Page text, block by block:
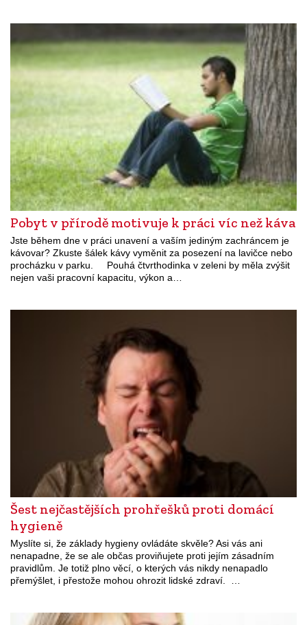
Pobyt v přírodě motivuje k práci víc než káva
Jste během dne v práci unavení a vaším jediným zachráncem je
kávovar? Zkuste šálek kávy vyměnit za posezení na lavičce nebo
procházku v parku. Pouhá čtvrthodinka v zeleni by měla zvýšit
nejen vaši pracovní kapacitu, výkon a…
Šest nejčastějších prohřešků proti domácí
hygieně
Myslíte si, že základy hygieny ovládáte skvěle? Asi vás ani
nenapadne, že se ale občas proviňujete proti jejím zásadním
pravidlům. Je totiž plno věcí, o kterých vás nikdy nenapadlo
přemýšlet, i přestože mohou ohrozit lidské zdraví. …